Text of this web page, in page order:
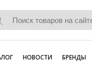
НОВОСТИ БРЕНДЫ